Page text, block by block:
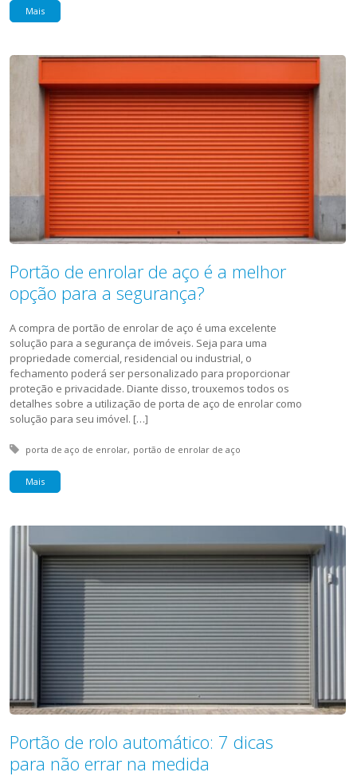
Mais
Portão de enrolar de aço é a melhor
opção para a segurança?
A compra de portão de enrolar de aço é uma excelente
solução para a segurança de imóveis. Seja para uma
propriedade comercial, residencial ou industrial, o
fechamento poderá ser personalizado para proporcionar
proteção e privacidade. Diante disso, trouxemos todos os
detalhes sobre a utilização de porta de aço de enrolar como
solução para seu imóvel. […]
Tagged with:
porta de aço de enrolar portão de enrolar de aço
Mais
Portão de rolo automático: 7 dicas
para não errar na medida